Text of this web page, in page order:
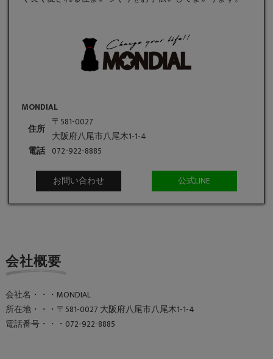
MONDIAL
住所
〒581-0027
大阪府八尾市八尾木1-1-4
電話 072-922-8885
お問い合わせ 公式LINE
会社概要
会社名・・・MONDIAL
所在地・・・〒581-0027 大阪府八尾市八尾木1-1-4
電話番号・・・072-922-8885